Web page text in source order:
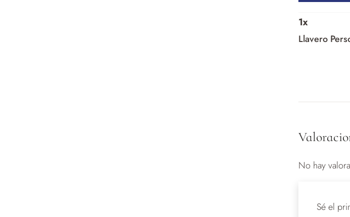
1x
Llavero
No hay
Sé el